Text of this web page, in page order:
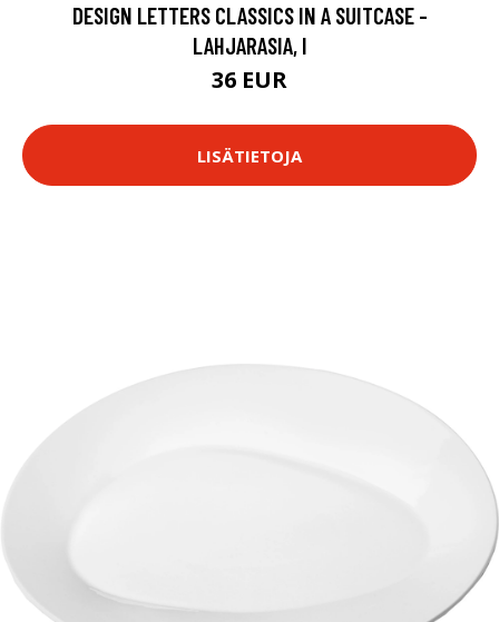
DESIGN LETTERS CLASSICS IN A SUITCASE -
LAHJARASIA, I
36 EUR
LISÄTIETOJA